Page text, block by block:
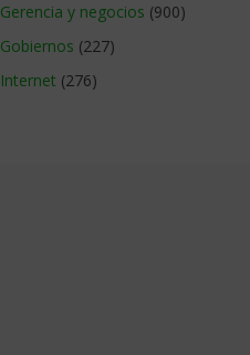
Gerencia y negocios (900)
Gobiernos (227)
Internet (276)